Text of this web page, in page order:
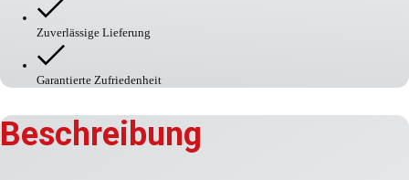
Zuverlässige Lieferung
Garantierte Zufriedenheit
Beschreibung